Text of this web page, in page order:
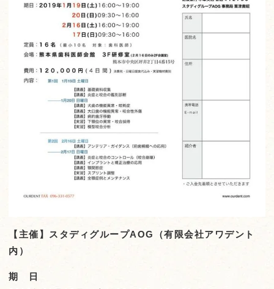
【主催】スタディグループAOG（有限会社アワデント
内）
期 日